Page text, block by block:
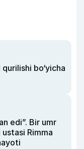
bo‘yicha
edi”. Bir umr
Rimma